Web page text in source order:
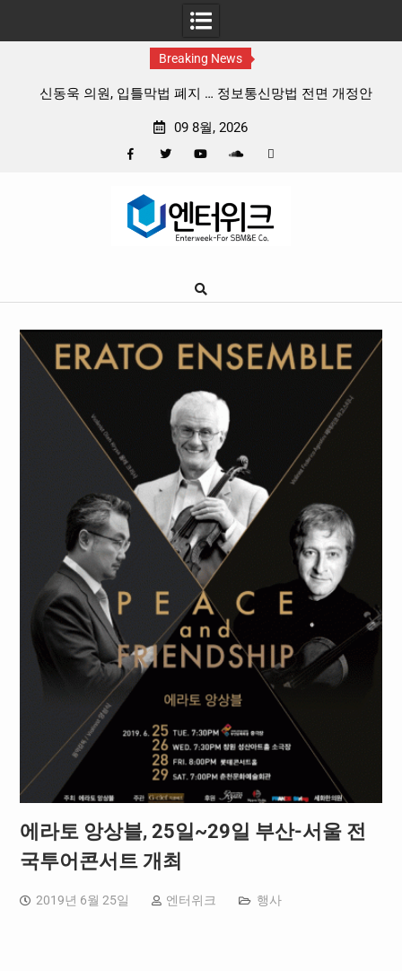
Breaking News
통신망법 전면 개정안
김재원 의원 , 문체위원들에게 올림픽공
09 8월, 2026
Google
에라토 앙상블, 25일~29일 부산-서울 전
국투어콘서트 개최
2019년 6월 25일 엔터위크 행사